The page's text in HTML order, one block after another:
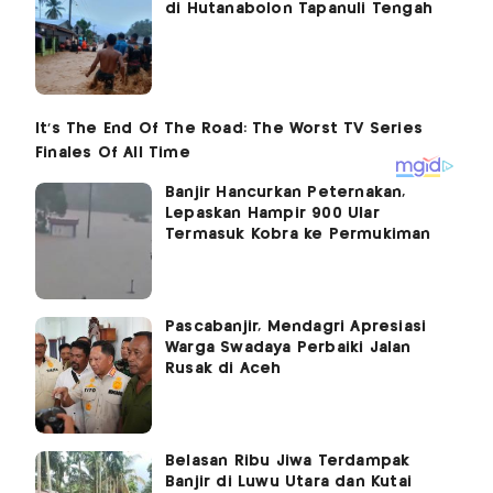
di Hutanabolon Tapanuli Tengah
Banjir Hancurkan Peternakan,
Lepaskan Hampir 900 Ular
Termasuk Kobra ke Permukiman
Pascabanjir, Mendagri Apresiasi
Warga Swadaya Perbaiki Jalan
Rusak di Aceh
Belasan Ribu Jiwa Terdampak
Banjir di Luwu Utara dan Kutai